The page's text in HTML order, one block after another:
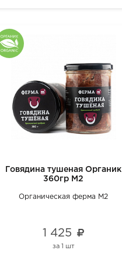
Говядина тушеная Органик
360гр М2
Органическая ферма М2
1 425
за 1 шт